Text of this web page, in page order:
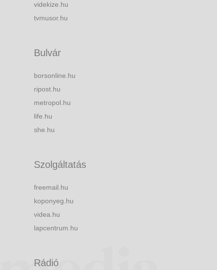
videkize.hu
tvmusor.hu
Bulvár
borsonline.hu
ripost.hu
metropol.hu
life.hu
she.hu
Szolgáltatás
freemail.hu
koponyeg.hu
videa.hu
lapcentrum.hu
Rádió